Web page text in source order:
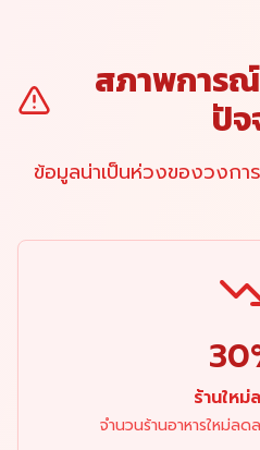
สภาพการณ์
ปั
ข้อมูลน่าเป็นห่วงของวงการ
ร้านใหม่
จำนวนร้านอาหารใหม่ล